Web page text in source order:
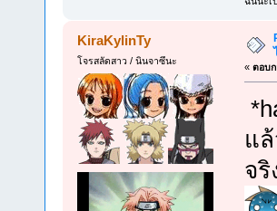
KiraKylinTy
โจรสลัดสาว / นินจาซึนะ
« ตอบก
แ
จริ